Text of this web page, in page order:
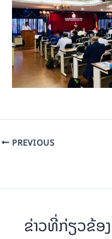
PREVIOUS
ຂ່າວທີ່ກ່ຽວຂ້ອງ